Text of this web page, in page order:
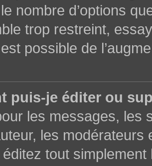
nombre d’options
trop restreint,
possible de
puis-je éditer ou
les messages, les
les
tout